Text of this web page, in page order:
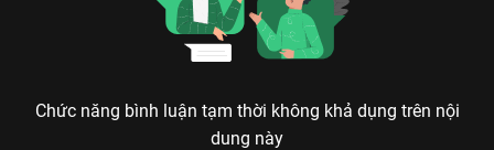
Chức năng bình luận tạm thời không khả dụng trên nội
dung này